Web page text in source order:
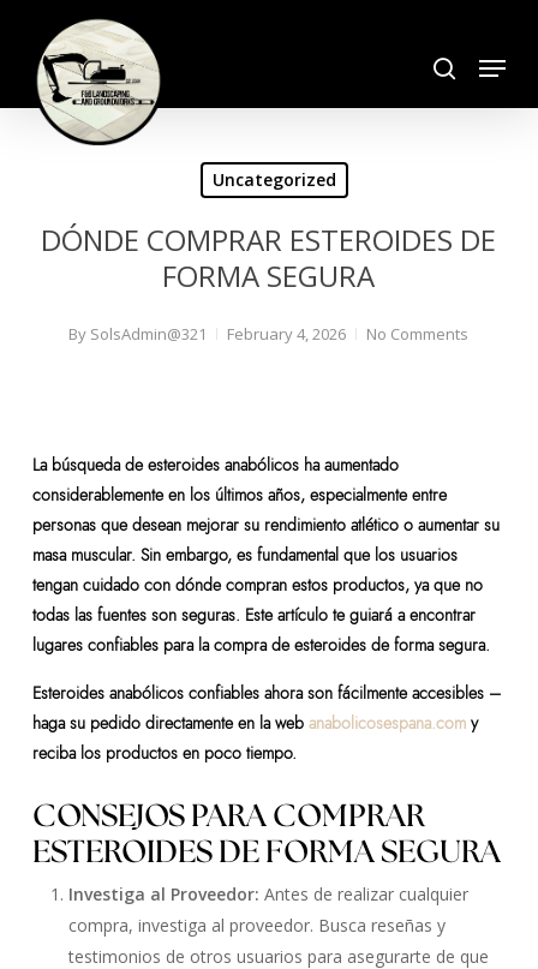
main
content
Menu
Uncategorized
DÓNDE COMPRAR ESTEROIDES DE
FORMA SEGURA
By SolsAdmin@321 February 4, 2026 No Comments
La búsqueda de esteroides anabólicos ha aumentado
considerablemente en los últimos años, especialmente entre
personas que desean mejorar su rendimiento atlético o aumentar su
masa muscular. Sin embargo, es fundamental que los usuarios
tengan cuidado con dónde compran estos productos, ya que no
todas las fuentes son seguras. Este artículo te guiará a encontrar
lugares confiables para la compra de esteroides de forma segura.
Esteroides anabólicos confiables ahora son fácilmente accesibles –
haga su pedido directamente en la web anabolicosespana.comy
reciba los productos en poco tiempo.
CONSEJOS PARA COMPRAR
ESTEROIDES DE FORMA SEGURA
Investiga al Proveedor: Antes de realizar cualquier
compra, investiga al proveedor. Busca reseñas y
testimonios de otros usuarios para asegurarte de que
Close
Menu